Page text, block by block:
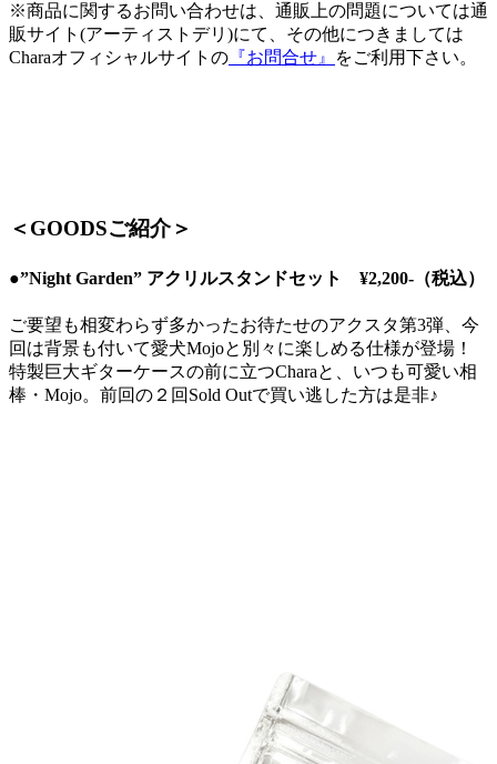
※商品に関するお問い合わせは、通販上の問題については通
販サイト(アーティストデリ)にて、その他につきましては
Charaオフィシャルサイトの 『お問合せ』 をご利用下さい。
＜GOODSご紹介＞
●”Night Garden” アクリルスタンドセット ¥2,200-（税込）
ご要望も相変わらず多かったお待たせのアクスタ第3弾、今
回は背景も付いて愛犬Mojoと別々に楽しめる仕様が登場！
特製巨大ギターケースの前に立つCharaと、いつも可愛い相
棒・Mojo。前回の２回Sold Outで買い逃した方は是非♪